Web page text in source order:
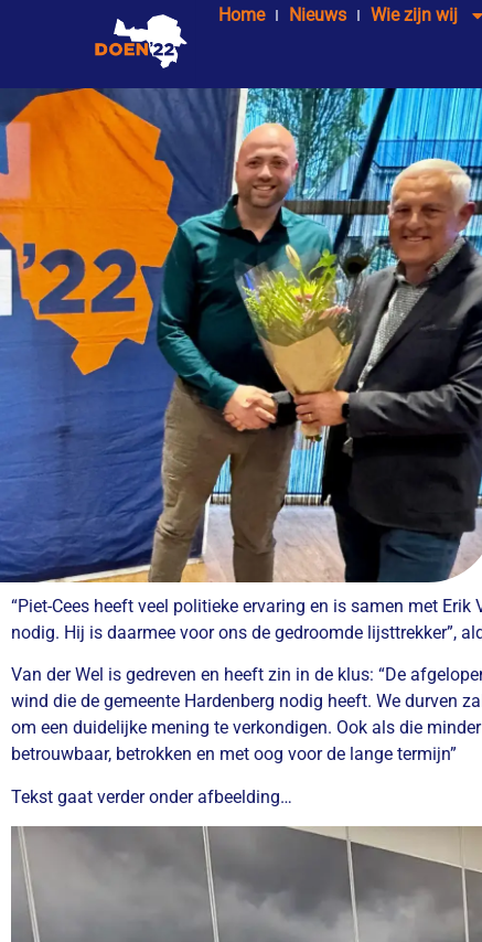
Home Nieuws Wie zijn wij
“Piet-Cees heeft veel politieke ervaring en is samen met
nodig. Hij is daarmee voor ons de gedroomde lijsttrekker”,
Van der Wel is gedreven en heeft zin in de klus: “De
wind die de gemeente Hardenberg nodig heeft. We durven
om een duidelijke mening te verkondigen. Ook als die
betrouwbaar, betrokken en met oog voor de lange termijn”
Tekst gaat verder onder afbeelding…